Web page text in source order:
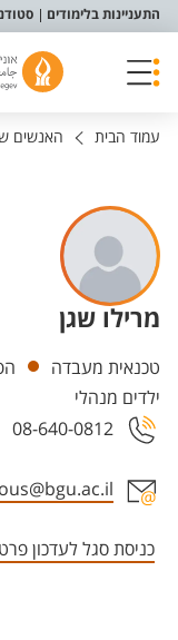
תפריט נגישות
התעניינות בלימודים
עמוד הבית האנשים
מרילו שגן
יחידות
טכנאית מעבדה
ילדים מנהלי
08-640-0812
כניסת סגל לעדכון